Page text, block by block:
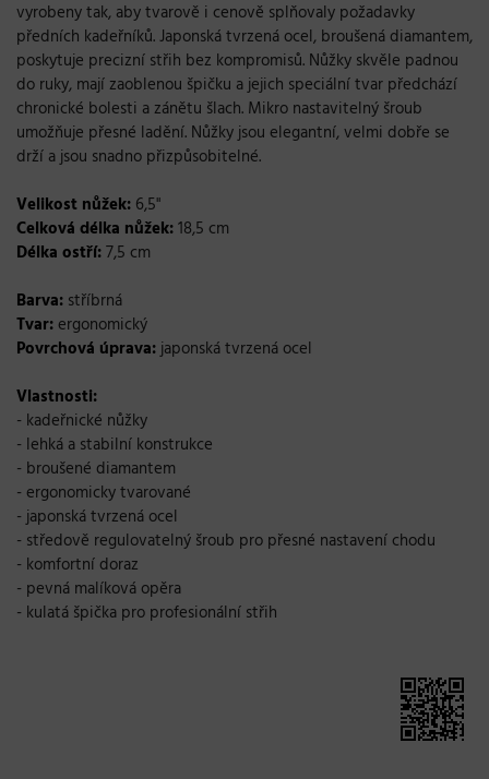
vyrobeny tak, aby tvarově i cenově splňovaly požadavky
předních kadeřníků. Japonská tvrzená ocel, broušená diamantem,
poskytuje precizní střih bez kompromisů. Nůžky skvěle padnou
do ruky, mají zaoblenou špičku a jejich speciální tvar předchází
chronické bolesti a zánětu šlach. Mikro nastavitelný šroub
umožňuje přesné ladění. Nůžky jsou elegantní, velmi dobře se
drží a jsou snadno přizpůsobitelné.
Velikost nůžek: 6,5"
Celková délka nůžek:18,5 cm
Délka ostří:7,5 cm
Barva: stříbrná
Tvar: ergonomický
Povrchová úprava:japonská tvrzená ocel
Vlastnosti:
- kadeřnické nůžky
- lehká a stabilní konstrukce
- broušené diamantem
- ergonomicky tvarované
- japonská tvrzená ocel
- středově regulovatelný šroub pro přesné nastavení chodu
- komfortní doraz
- pevná malíková opěra
- kulatá špička pro profesionální střih